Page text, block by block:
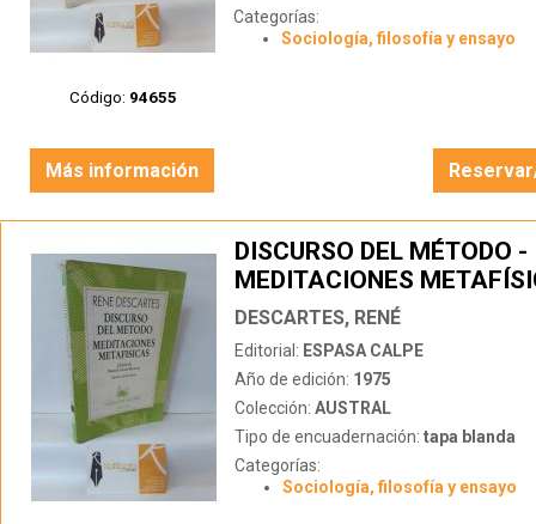
Código: 94655
Categorías:
Sociología, filosofía y ensayo
Más información
DISCURSO DEL MÉTODO -
MEDITACIONES
DESCARTES, RENÉ
Editorial: ESPASA CALPE
Año de edición: 1975
Colección: AUSTRAL
Tipo de encuadernación: tapa blanda
Categorías:
Sociología, filosofía y ensayo